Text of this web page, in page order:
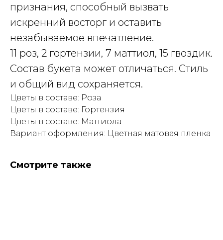
признания, способный вызвать
искренний восторг и оставить
незабываемое впечатление.
11 роз, 2 гортензии, 7 маттиол, 15 гвоздик.
Состав букета может отличаться. Стиль
и общий вид сохраняется.
Цветы в составе: Роза
Цветы в составе: Гортензия
Цветы в составе: Маттиола
Вариант оформления: Цветная матовая пленка
Смотрите также